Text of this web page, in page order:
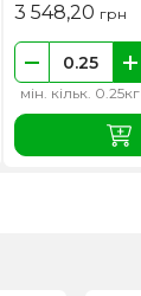
3 548,20 грн
мін. кільк. 0.25кг